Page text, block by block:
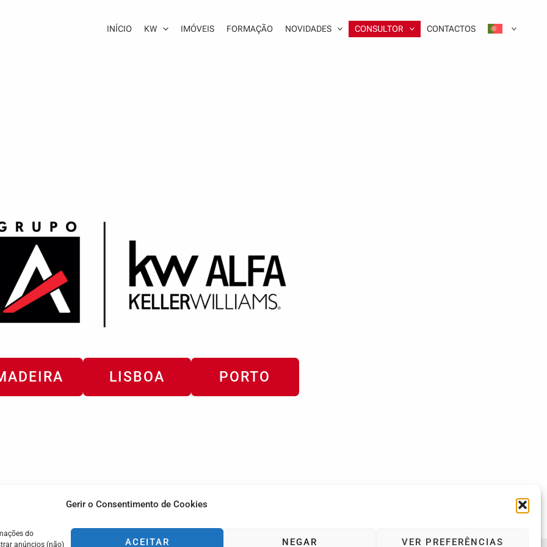
Gerir o Consentimento de Cookies
do
anúncios (não)
ACEITAR NEGAR VER PREFERÊNCIAS
INÍCIO KW IMÓVEIS FORMAÇÃO NOVIDADES CONSULTOR CONTACTOS
LISBOA PORTO